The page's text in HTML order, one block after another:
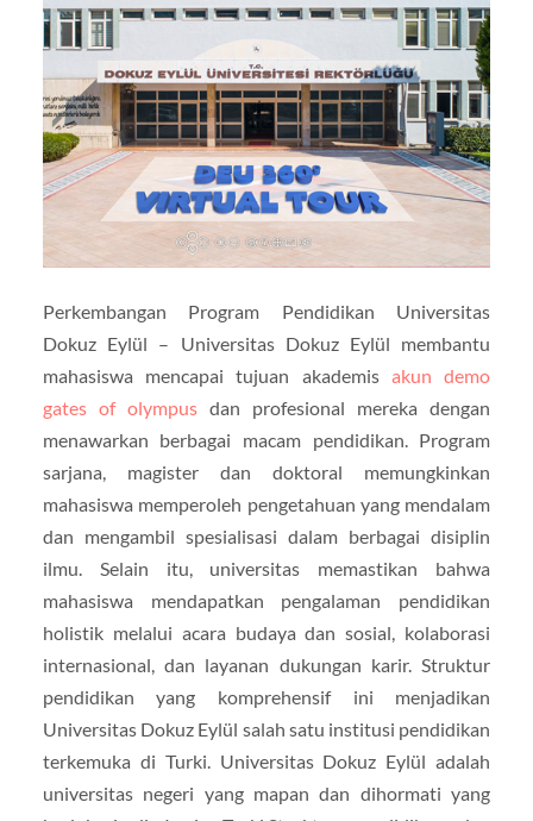
Perkembangan Program Pendidikan Universitas
Dokuz Eylül – Universitas Dokuz Eylül membantu
mahasiswa mencapai tujuan akademis akun demo
gates of olympusdan profesional mereka dengan
menawarkan berbagai macam pendidikan. Program
sarjana, magister dan doktoral memungkinkan
mahasiswa memperoleh pengetahuan yang mendalam
dan mengambil spesialisasi dalam berbagai disiplin
ilmu. Selain itu, universitas memastikan bahwa
mahasiswa mendapatkan pengalaman pendidikan
holistik melalui acara budaya dan sosial, kolaborasi
internasional, dan layanan dukungan karir. Struktur
pendidikan yang komprehensif ini menjadikan
Universitas Dokuz Eylül salah satu institusi pendidikan
terkemuka di Turki. Universitas Dokuz Eylül adalah
universitas negeri yang mapan dan dihormati yang